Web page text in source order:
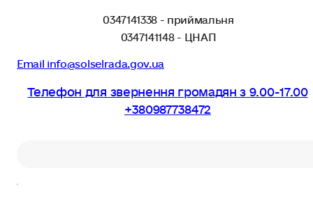
0347141338 - приймальня
0347141148 - ЦНАП
Email info@solselrada.gov.ua
Телефон для звернення громадян з 9.00-17.00
+380987738472